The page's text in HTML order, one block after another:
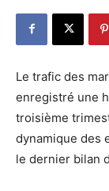
Le trafic des
enregistré une
troisième
dynamique des
le dernier bilan